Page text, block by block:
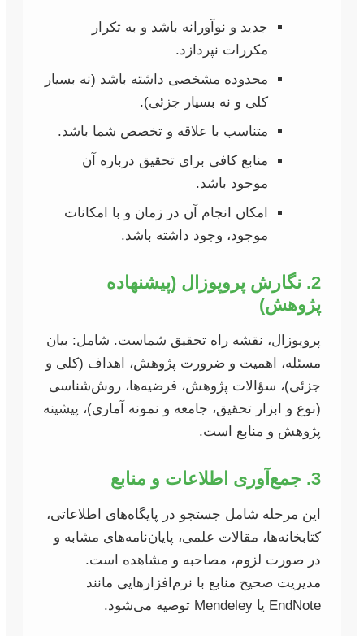
جدید و نوآورانه باشد و به تکرار
مکررات نپردازد.
محدوده مشخصی داشته باشد (نه بسیار
کلی و نه بسیار جزئی).
متناسب با علاقه و تخصص شما باشد.
منابع کافی برای تحقیق درباره آن
موجود باشد.
امکان انجام آن در زمان و با امکانات
موجود، وجود داشته باشد.
2. نگارش پروپوزال (پیشنهاده
پژوهش)
پروپوزال، نقشه راه تحقیق شماست. شامل: بیان
مسئله، اهمیت و ضرورت پژوهش، اهداف (کلی و
جزئی)، سؤالات پژوهش، فرضیه‌ها، روش‌شناسی
(نوع و ابزار تحقیق، جامعه و نمونه آماری)، پیشینه
پژوهش و منابع است.
3. جمع‌آوری اطلاعات و منابع
این مرحله شامل جستجو در پایگاه‌های اطلاعاتی،
کتابخانه‌ها، مقالات علمی، پایان‌نامه‌های مشابه و
در صورت لزوم، مصاحبه و مشاهده است.
مدیریت صحیح منابع با نرم‌افزارهایی مانند
EndNote یا Mendeley توصیه می‌شود.